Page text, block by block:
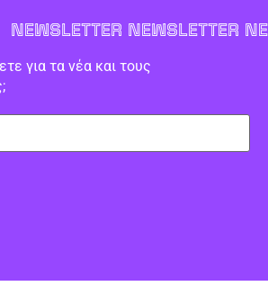
NEWSLETTER NEWSLETTER
για τα νέα και τους